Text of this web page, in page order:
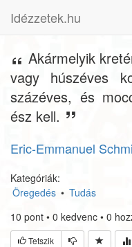
Idézzetek.hu
Akármelyik
vagy húszéves
százéves, és
ész kell.
Eric-Emmanuel
Kategóriák:
Öregedés • Tudás
10 pont • 0 kedvenc • 0
Tetszik